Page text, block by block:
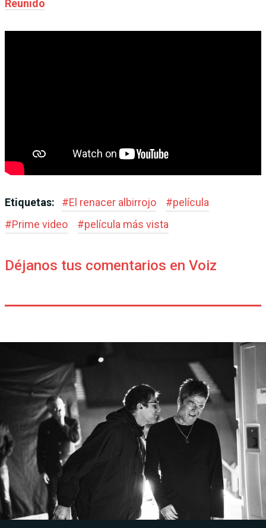
Reunido
Etiquetas: #El renacer albirrojo #película
#Prime video #película más vista
Déjanos tus comentarios en Voiz